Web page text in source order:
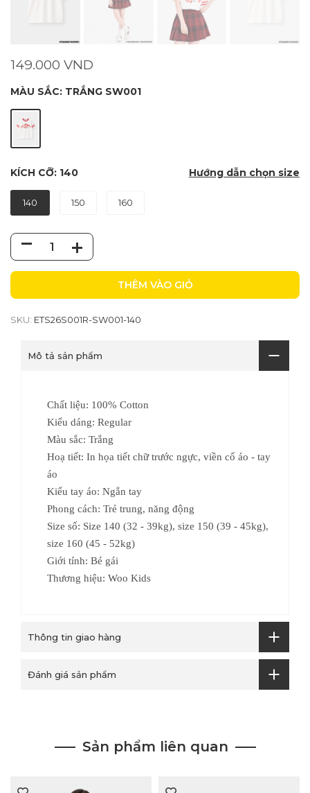
149.000 VND
MÀU SẮC: TRẮNG SW001
KÍCH CỠ: 140 Hướng dẫn chọn size
140 150 160
THÊM VÀO GIỎ
SKU: ETS26S001R-SW001-140
Mô tả sản phẩm
Chất liệu: 100% Cotton
Kiểu dáng: Regular
Màu sắc: Trắng
Hoạ tiết: In họa tiết chữ trước ngực, viền cổ áo - tay
áo
Kiểu tay áo: Ngắn tay
Phong cách: Trẻ trung, năng động
Size số: Size 140 (32 - 39kg), size 150 (39 - 45kg),
size 160 (45 - 52kg)
Giới tính: Bé gái
Thương hiệu: Woo Kids
Thông tin giao hàng
Đánh giá sản phẩm
Sản phẩm liên quan